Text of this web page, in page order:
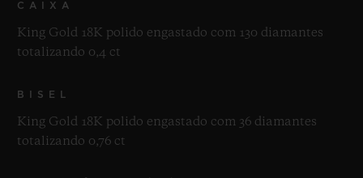
CAIXA
King Gold 18K polido engastado com 130 diamantes
totalizando 0,4 ct
BISEL
King Gold 18K polido engastado com 36 diamantes
totalizando 0,76 ct